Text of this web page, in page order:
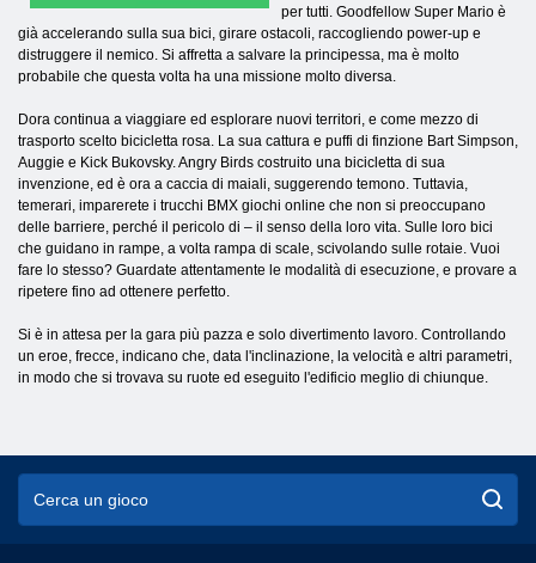
per tutti. Goodfellow Super Mario è
già accelerando sulla sua bici, girare ostacoli, raccogliendo power-up e
distruggere il nemico. Si affretta a salvare la principessa, ma è molto
probabile che questa volta ha una missione molto diversa.
Dora continua a viaggiare ed esplorare nuovi territori, e come mezzo di
trasporto scelto bicicletta rosa. La sua cattura e puffi di finzione Bart Simpson,
Auggie e Kick Bukovsky. Angry Birds costruito una bicicletta di sua
invenzione, ed è ora a caccia di maiali, suggerendo temono. Tuttavia,
temerari, imparerete i trucchi BMX giochi online che non si preoccupano
delle barriere, perché il pericolo di – il senso della loro vita. Sulle loro bici
che guidano in rampe, a volta rampa di scale, scivolando sulle rotaie. Vuoi
fare lo stesso? Guardate attentamente le modalità di esecuzione, e provare a
ripetere fino ad ottenere perfetto.
Si è in attesa per la gara più pazza e solo divertimento lavoro. Controllando
un eroe, frecce, indicano che, data l'inclinazione, la velocità e altri parametri,
in modo che si trovava su ruote ed eseguito l'edificio meglio di chiunque.